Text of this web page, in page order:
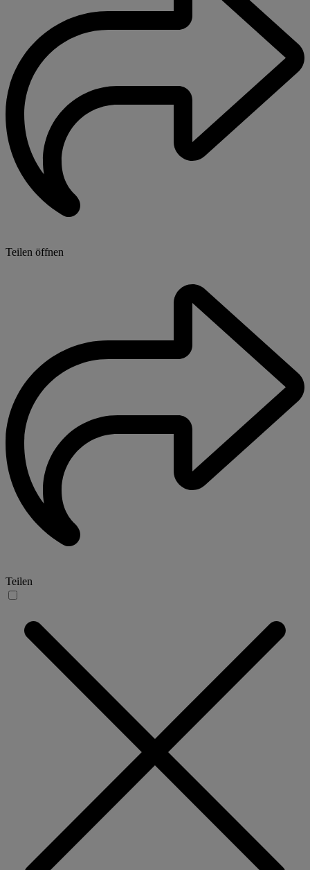
Teilen öffnen
Teilen